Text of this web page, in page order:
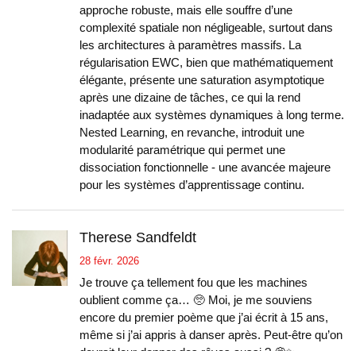
approche robuste, mais elle souffre d’une
complexité spatiale non négligeable, surtout dans
les architectures à paramètres massifs. La
régularisation EWC, bien que mathématiquement
élégante, présente une saturation asymptotique
après une dizaine de tâches, ce qui la rend
inadaptée aux systèmes dynamiques à long terme.
Nested Learning, en revanche, introduit une
modularité paramétrique qui permet une
dissociation fonctionnelle - une avancée majeure
pour les systèmes d’apprentissage continu.
Therese Sandfeldt
28 févr. 2026
Je trouve ça tellement fou que les machines
oublient comme ça… 🥺 Moi, je me souviens
encore du premier poème que j’ai écrit à 15 ans,
même si j’ai appris à danser après. Peut-être qu’on